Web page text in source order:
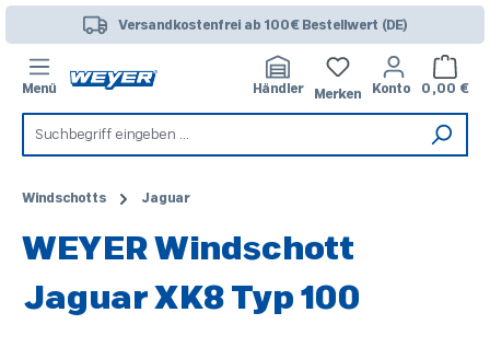
Zum Hauptinhalt springenVersandkostenfrei ab 100€ Bestellwert (DE)
Menü Händler Merken Konto 0,00 €
Windschotts Jaguar
WEYER Windschott
Jaguar XK8 Typ 100